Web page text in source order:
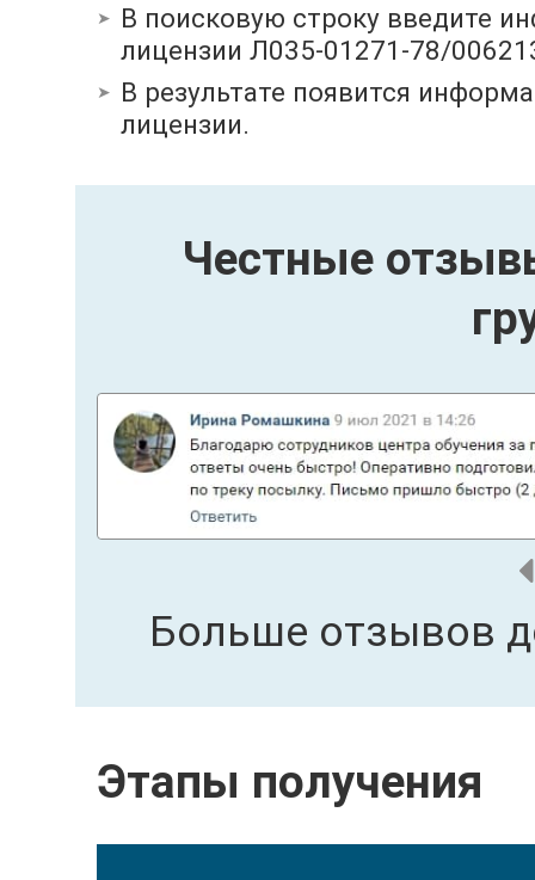
В поисковую строку введите
лицензии Л035-01271-78/
В результате появится
лицензии.
Честные
Больше отзывов
Этапы получения